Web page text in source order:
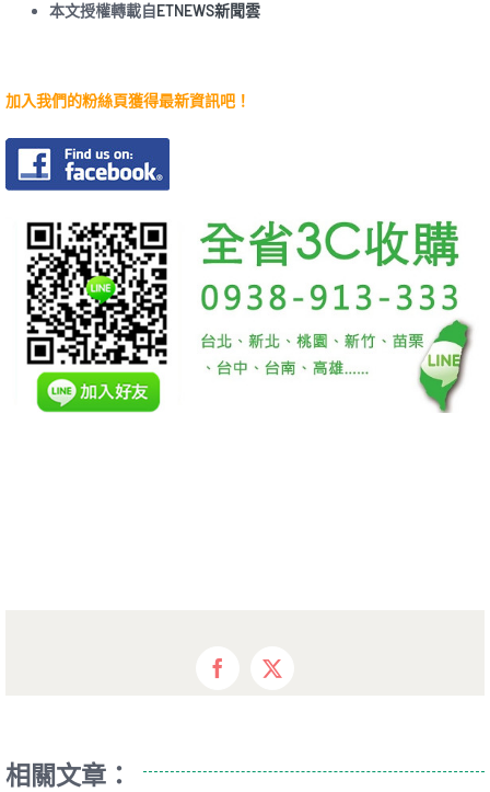
本文授權轉載自ETNEWS新聞雲
加入我們的粉絲頁獲得最新資訊吧！
Facebook
X
相關文章：